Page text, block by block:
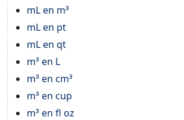
mL en m³
mL en pt
mL en qt
m³ en L
m³ en cm³
m³ en cup
m³ en fl oz